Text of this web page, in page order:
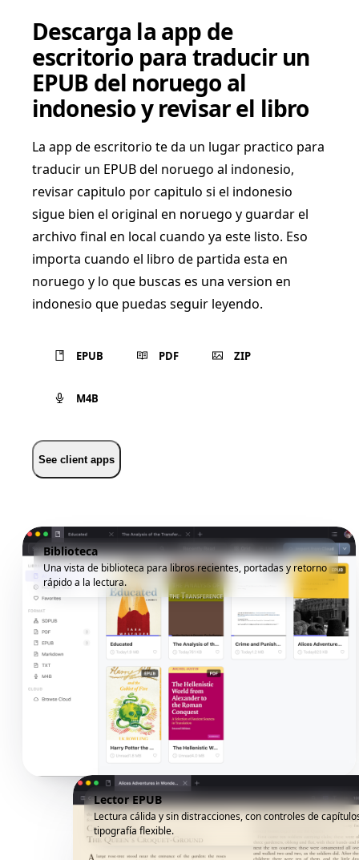
Descarga la app de
escritorio para traducir un
EPUB del noruego al
indonesio y revisar el libro
La app de escritorio te da un lugar practico para
traducir un EPUB del noruego al indonesio,
revisar capitulo por capitulo si el indonesio
sigue bien el original en noruego y guardar el
archivo final en local cuando ya este listo. Eso
importa cuando el libro de partida esta en
noruego y lo que buscas es una version en
indonesio que puedas seguir leyendo.
EPUB PDF ZIP
M4B
See client apps
Biblioteca
Una vista de biblioteca para libros recientes, portadas y retorno
rápido a la lectura.
Lector EPUB
Lectura cálida y sin distracciones, con controles de
tipografía flexible.